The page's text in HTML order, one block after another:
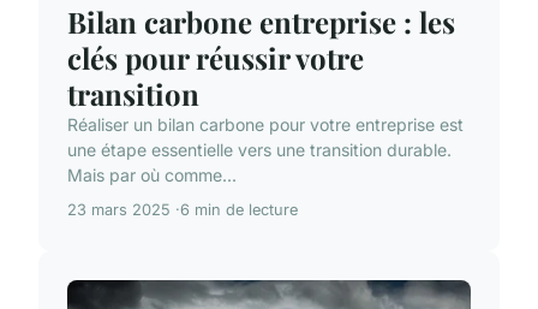
Bilan carbone entreprise : les
clés pour réussir votre
transition
Réaliser un bilan carbone pour votre entreprise est
une étape essentielle vers une transition durable.
Mais par où comme...
23 mars 2025 6 min de lecture